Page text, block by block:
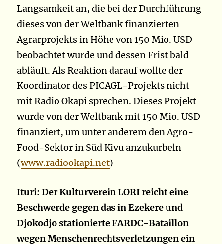
Langsamkeit an, die bei der Durchführung
dieses von der Weltbank finanzierten
Agrarprojekts in Höhe von 150 Mio. USD
beobachtet wurde und dessen Frist bald
abläuft. Als Reaktion darauf wollte der
Koordinator des PICAGL-Projekts nicht
mit Radio Okapi sprechen. Dieses Projekt
wurde von der Weltbank mit 150 Mio. USD
finanziert, um unter anderem den Agro-
Food-Sektor in Süd Kivu anzukurbeln
(www.radiookapi.net)
Ituri: Der Kulturverein LORI reicht eine
Beschwerde gegen das in Ezekere und
Djokodjo stationierte FARDC-Bataillon
wegen Menschenrechtsverletzungen ein